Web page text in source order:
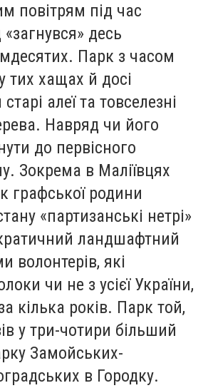
повітрям під час
десь
Парк з часом
тих хащах й досі
алеї та товселезні
Навряд чи його
до первісного
Зокрема в Маліївцях
графської родини
«партизанські нетрі»
ландшафтний
волонтерів, які
чи не з усієї України,
кілька років. Парк той,
у три-чотири більший
Замойських-
в Городку.